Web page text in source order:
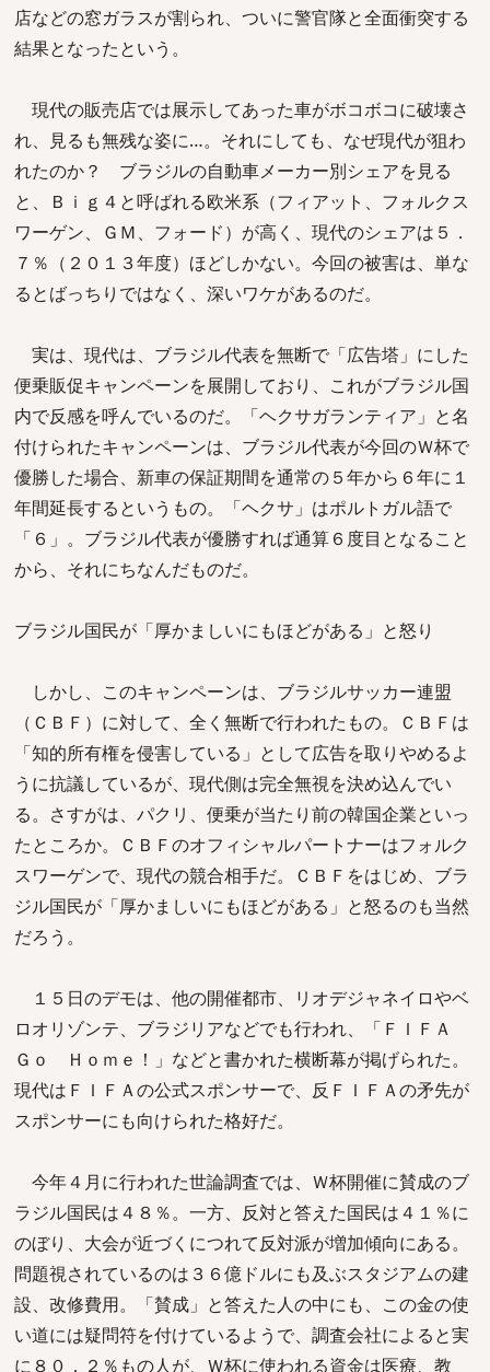
店などの窓ガラスが割られ、ついに警官隊と全面衝突する
結果となったという。
現代の販売店では展示してあった車がボコボコに破壊さ
れ、見るも無残な姿に…。それにしても、なぜ現代が狙わ
れたのか？ ブラジルの自動車メーカー別シェアを見る
と、Ｂｉｇ４と呼ばれる欧米系（フィアット、フォルクス
ワーゲン、ＧＭ、フォード）が高く、現代のシェアは５．
７％（２０１３年度）ほどしかない。今回の被害は、単な
るとばっちりではなく、深いワケがあるのだ。
実は、現代は、ブラジル代表を無断で「広告塔」にした
便乗販促キャンペーンを展開しており、これがブラジル国
内で反感を呼んでいるのだ。「ヘクサガランティア」と名
付けられたキャンペーンは、ブラジル代表が今回のＷ杯で
優勝した場合、新車の保証期間を通常の５年から６年に１
年間延長するというもの。「ヘクサ」はポルトガル語で
「６」。ブラジル代表が優勝すれば通算６度目となること
から、それにちなんだものだ。
ブラジル国民が「厚かましいにもほどがある」と怒り
しかし、このキャンペーンは、ブラジルサッカー連盟
（ＣＢＦ）に対して、全く無断で行われたもの。ＣＢＦは
「知的所有権を侵害している」として広告を取りやめるよ
うに抗議しているが、現代側は完全無視を決め込んでい
る。さすがは、パクリ、便乗が当たり前の韓国企業といっ
たところか。ＣＢＦのオフィシャルパートナーはフォルク
スワーゲンで、現代の競合相手だ。ＣＢＦをはじめ、ブラ
ジル国民が「厚かましいにもほどがある」と怒るのも当然
だろう。
１５日のデモは、他の開催都市、リオデジャネイロやベ
ロオリゾンテ、ブラジリアなどでも行われ、「ＦＩＦＡ
Ｇｏ Ｈｏｍｅ！」などと書かれた横断幕が掲げられた。
現代はＦＩＦＡの公式スポンサーで、反ＦＩＦＡの矛先が
スポンサーにも向けられた格好だ。
今年４月に行われた世論調査では、Ｗ杯開催に賛成のブ
ラジル国民は４８％。一方、反対と答えた国民は４１％に
のぼり、大会が近づくにつれて反対派が増加傾向にある。
問題視されているのは３６億ドルにも及ぶスタジアムの建
設、改修費用。「賛成」と答えた人の中にも、この金の使
い道には疑問符を付けているようで、調査会社によると実
に８０．２％もの人が、Ｗ杯に使われる資金は医療、教